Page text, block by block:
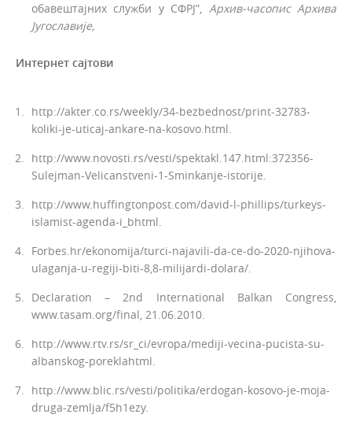
обавештајних служби у СФРЈ”, Архив-часопис Архива
Југославије,
Интернет сајтови
http://akter.co.rs/weekly/34-bezbednost/print-32783-
koliki-je-uticaj-ankare-na-kosovo.html.
http://www.novosti.rs/vesti/spektakl.147.html:372356-
Sulejman-Velicanstveni-1-Sminkanje-istorije.
http://www.huffingtonpost.com/david-l-phillips/turkeys-
islamist-agenda-i_bhtml.
Forbes.hr/ekonomija/turci-najavili-da-ce-do-2020-njihova-
ulaganja-u-regiji-biti-8,8-milijardi-dolara/.
Declaration – 2nd International Balkan Congress,
www.tasam.org/final, 21.06.2010.
http://www.rtv.rs/sr_ci/evropa/mediji-vecina-pucista-su-
albanskog-poreklahtml.
http://www.blic.rs/vesti/politika/erdogan-kosovo-je-moja-
druga-zemlja/f5h1ezy.